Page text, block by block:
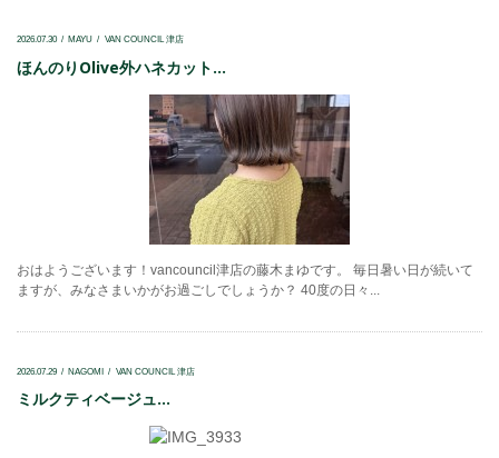
2026.07.30 MAYU VAN COUNCIL 津店
ほんのりOlive外ハネカット...
おはようございます！vancouncil津店の藤木まゆです。 毎日暑い日が続いて
ますが、みなさまいかがお過ごしでしょうか？ 40度の日々...
2026.07.29 NAGOMI VAN COUNCIL 津店
ミルクティベージュ...